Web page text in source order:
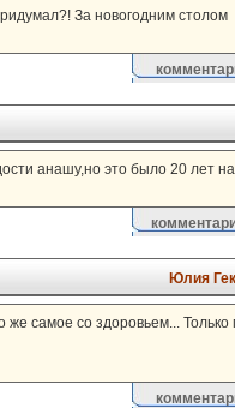
За новогодним столом
анашу,но это было 20 лет
Юлия
же самое со здоровьем... Только